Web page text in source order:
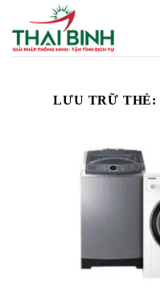
qua
nội
LƯU TRỮ THẺ: